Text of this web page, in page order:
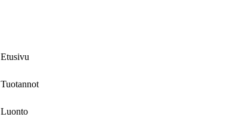
Etusivu
Tuotannot
Luonto